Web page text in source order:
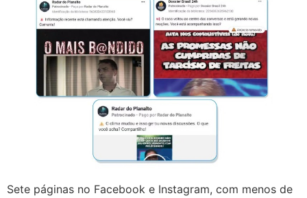
Sete páginas no Facebook e Instagram, com menos de